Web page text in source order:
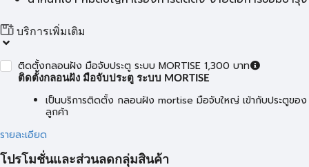
บริการเพิ่มเติม
ติดตั้งกลอนฝัง มือจับประตู ระบบ MORTISE 1,300 บาท
ติดตั้งกลอนฝัง มือจับประตู ระบบ MORTISE
เป็นบริการติดตั้ง กลอนฝัง mortise มือจับใหญ่ เข้ากับประตูของ
ลูกค้า
รายละเอียด
โปรโมชั่นและส่วนลดกลุ่มสินค้า